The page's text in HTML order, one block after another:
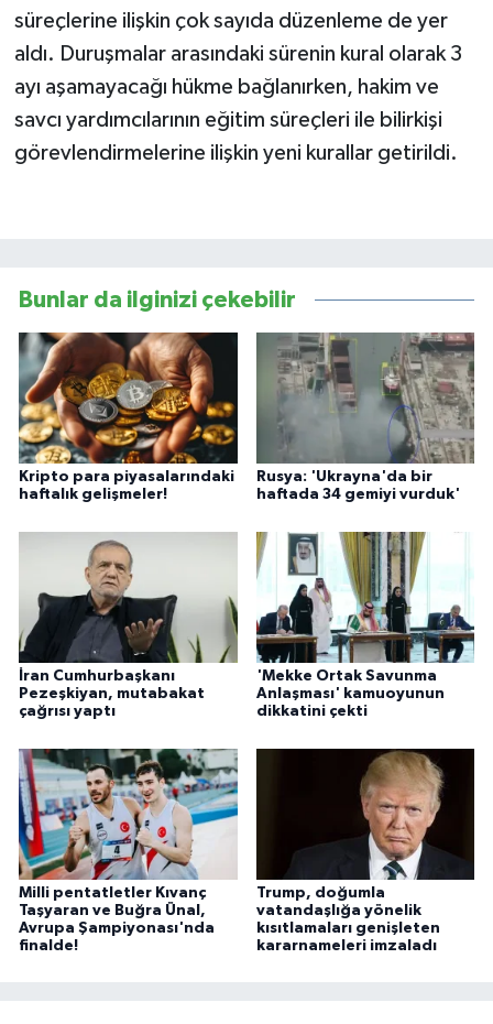
süreçlerine ilişkin çok sayıda düzenleme de yer
aldı. Duruşmalar arasındaki sürenin kural olarak 3
ayı aşamayacağı hükme bağlanırken, hakim ve
savcı yardımcılarının eğitim süreçleri ile bilirkişi
görevlendirmelerine ilişkin yeni kurallar getirildi.
Bunlar da ilginizi çekebilir
Kripto para piyasalarındaki
haftalık gelişmeler!
Rusya: 'Ukrayna'da bir
haftada 34 gemiyi vurduk'
İran Cumhurbaşkanı
Pezeşkiyan, mutabakat
çağrısı yaptı
'Mekke Ortak Savunma
Anlaşması' kamuoyunun
dikkatini çekti
Milli pentatletler Kıvanç
Taşyaran ve Buğra Ünal,
Avrupa Şampiyonası'nda
finalde!
Trump, doğumla
vatandaşlığa yönelik
kısıtlamaları genişleten
kararnameleri imzaladı